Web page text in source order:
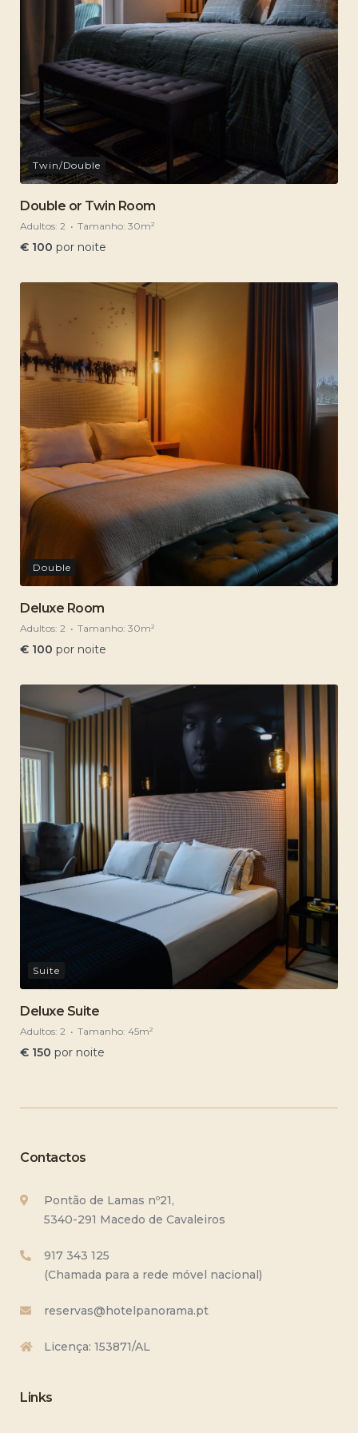
Twin/Double
Double or Twin Room
Adultos: 2 Tamanho: 30m²
€ 100 por noite
Double
Deluxe Room
Adultos: 2 Tamanho: 30m²
€ 100 por noite
Suite
Deluxe Suite
Adultos: 2 Tamanho: 45m²
€ 150 por noite
Contactos
Pontão de Lamas nº21,
5340-291 Macedo de Cavaleiros
917 343 125
(Chamada para a rede móvel nacional)
reservas@hotelpanorama.pt
Licença: 153871/AL
Links